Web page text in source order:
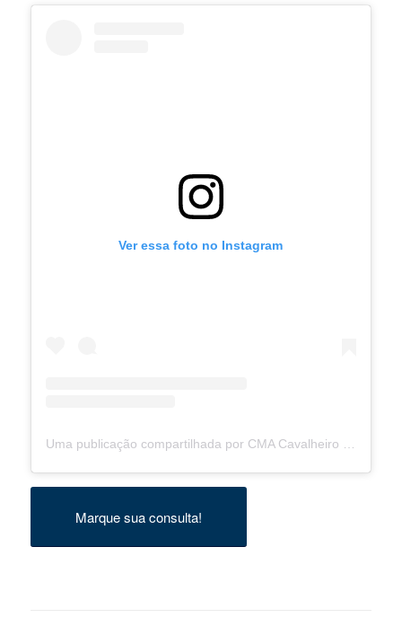
Ver essa foto no Instagram
Marque sua consulta!